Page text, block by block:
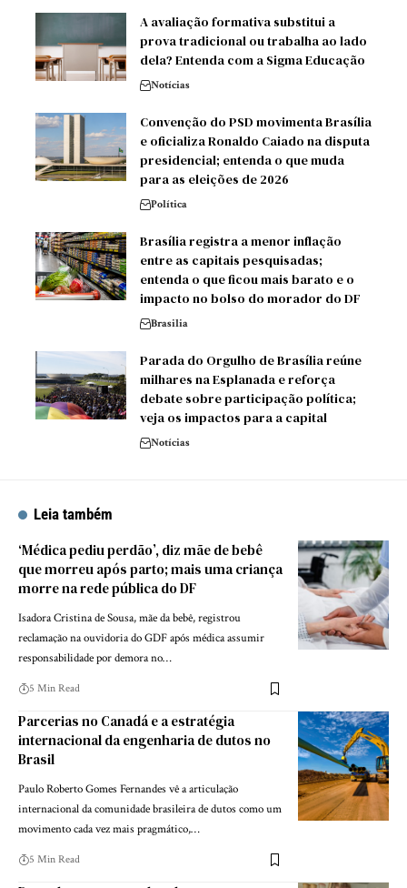
A avaliação formativa substitui a
prova tradicional ou trabalha ao lado
dela? Entenda com a Sigma Educação
Notícias
Convenção do PSD movimenta Brasília
e oficializa Ronaldo Caiado na disputa
presidencial; entenda o que muda
para as eleições de 2026
Política
Brasília registra a menor inflação
entre as capitais pesquisadas;
entenda o que ficou mais barato e o
impacto no bolso do morador do DF
Brasilia
Parada do Orgulho de Brasília reúne
milhares na Esplanada e reforça
debate sobre participação política;
veja os impactos para a capital
Notícias
Leia também
‘Médica pediu perdão’, diz mãe de bebê
que morreu após parto; mais uma criança
morre na rede pública do DF
Isadora Cristina de Sousa, mãe da bebê, registrou
reclamação na ouvidoria do GDF após médica assumir
responsabilidade por demora no…
5 Min Read
Parcerias no Canadá e a estratégia
internacional da engenharia de dutos no
Brasil
Paulo Roberto Gomes Fernandes vê a articulação
internacional da comunidade brasileira de dutos como um
movimento cada vez mais pragmático,…
5 Min Read